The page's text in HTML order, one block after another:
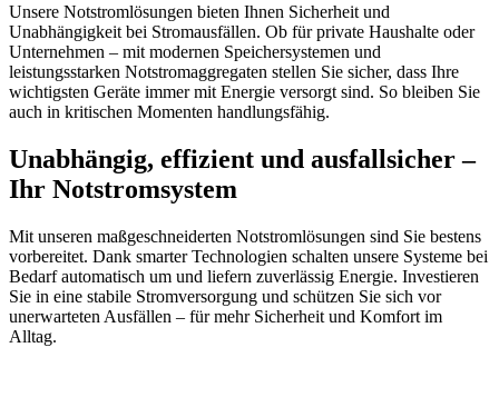
Unsere Notstromlösungen bieten Ihnen Sicherheit und
Unabhängigkeit bei Stromausfällen. Ob für private Haushalte oder
Unternehmen – mit modernen Speichersystemen und
leistungsstarken Notstromaggregaten stellen Sie sicher, dass Ihre
wichtigsten Geräte immer mit Energie versorgt sind. So bleiben Sie
auch in kritischen Momenten handlungsfähig.
Unabhängig, effizient und ausfallsicher –
Ihr Notstromsystem
Mit unseren maßgeschneiderten Notstromlösungen sind Sie bestens
vorbereitet. Dank smarter Technologien schalten unsere Systeme bei
Bedarf automatisch um und liefern zuverlässig Energie. Investieren
Sie in eine stabile Stromversorgung und schützen Sie sich vor
unerwarteten Ausfällen – für mehr Sicherheit und Komfort im
Alltag.